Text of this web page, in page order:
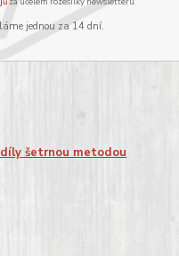
jednou za 14 dní.
šetrnou metodou